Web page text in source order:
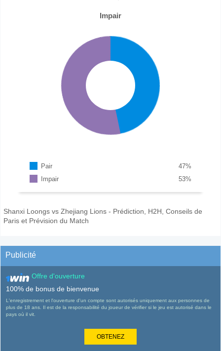
Impair
Pair %
47
Impair
%
53
Shanxi Loongs vs Zhejiang Lions - Prédiction, H2H, Conseils de
Paris et Prévision du Match
Publicité
Offre d'ouverture
100% de bonus de bienvenue
L'enregistrement et l'ouverture d'un compte sont autorisés uniquement aux personnes de
plus de 18 ans. Il est de la responsabilité du joueur de vérifier si le jeu est autorisé dans le
pays où il vit.
OBTENEZ